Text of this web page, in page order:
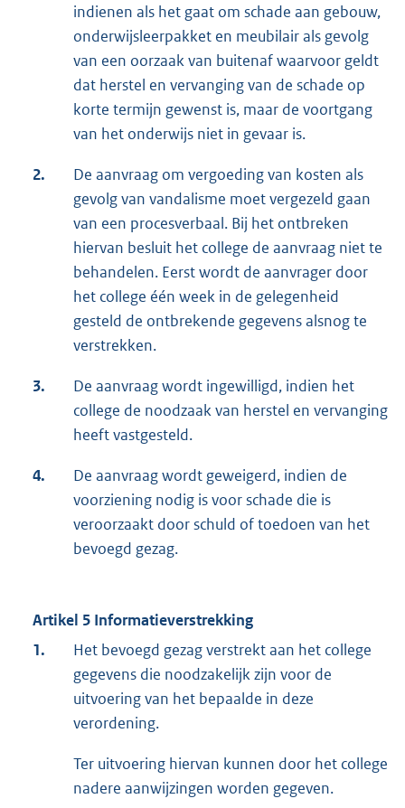
indienen als het gaat om schade aan gebouw,
onderwijsleerpakket en meubilair als gevolg
van een oorzaak van buitenaf waarvoor geldt
dat herstel en vervanging van de schade op
korte termijn gewenst is, maar de voortgang
van het onderwijs niet in gevaar is.
2.
De aanvraag om vergoeding van kosten als
gevolg van vandalisme moet vergezeld gaan
van een procesverbaal. Bij het ontbreken
hiervan besluit het college de aanvraag niet te
behandelen. Eerst wordt de aanvrager door
het college één week in de gelegenheid
gesteld de ontbrekende gegevens alsnog te
verstrekken.
3.
De aanvraag wordt ingewilligd, indien het
college de noodzaak van herstel en vervanging
heeft vastgesteld.
4.
De aanvraag wordt geweigerd, indien de
voorziening nodig is voor schade die is
veroorzaakt door schuld of toedoen van het
bevoegd gezag.
Artikel 5 Informatieverstrekking
1.
Het bevoegd gezag verstrekt aan het college
gegevens die noodzakelijk zijn voor de
uitvoering van het bepaalde in deze
verordening.
Ter uitvoering hiervan kunnen door het college
nadere aanwijzingen worden gegeven.